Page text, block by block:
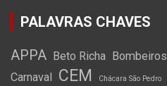
PALAVRAS CHAVES
APPA Beto Richa Bombeiros
Carnaval CEM Chácara São Pedro